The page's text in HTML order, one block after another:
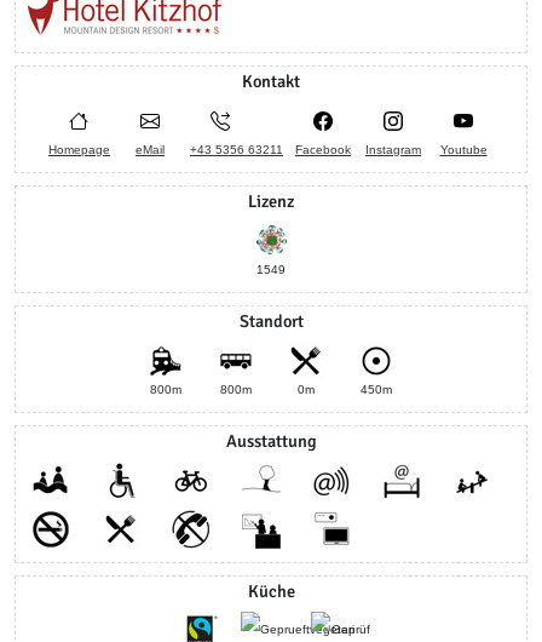
Kontakt
Homepage eMail +43 5356 63211 Facebook Instagram Youtube
Lizenz
1549
Standort
800m 800m 0m 450m
Ausstattung
Küche